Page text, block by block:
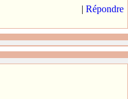
| Répondre